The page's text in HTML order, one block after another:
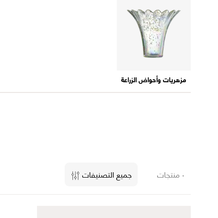
مزهريات وأحواض الزراعة
٠ منتجات جميع التصنيفات